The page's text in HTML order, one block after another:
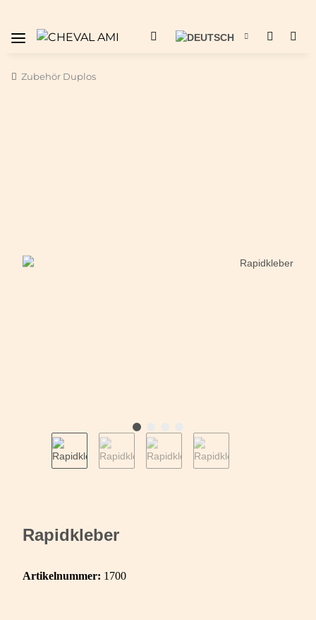
Zubehör Duplos
Rapidkleber
Artikelnummer: 1700